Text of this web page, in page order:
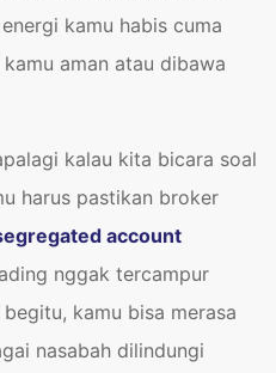
kamu habis cuma
aman atau dibawa
kalau kita bicara soal
harus pastikan broker
account
nggak tercampur
kamu bisa merasa
nasabah dilindungi